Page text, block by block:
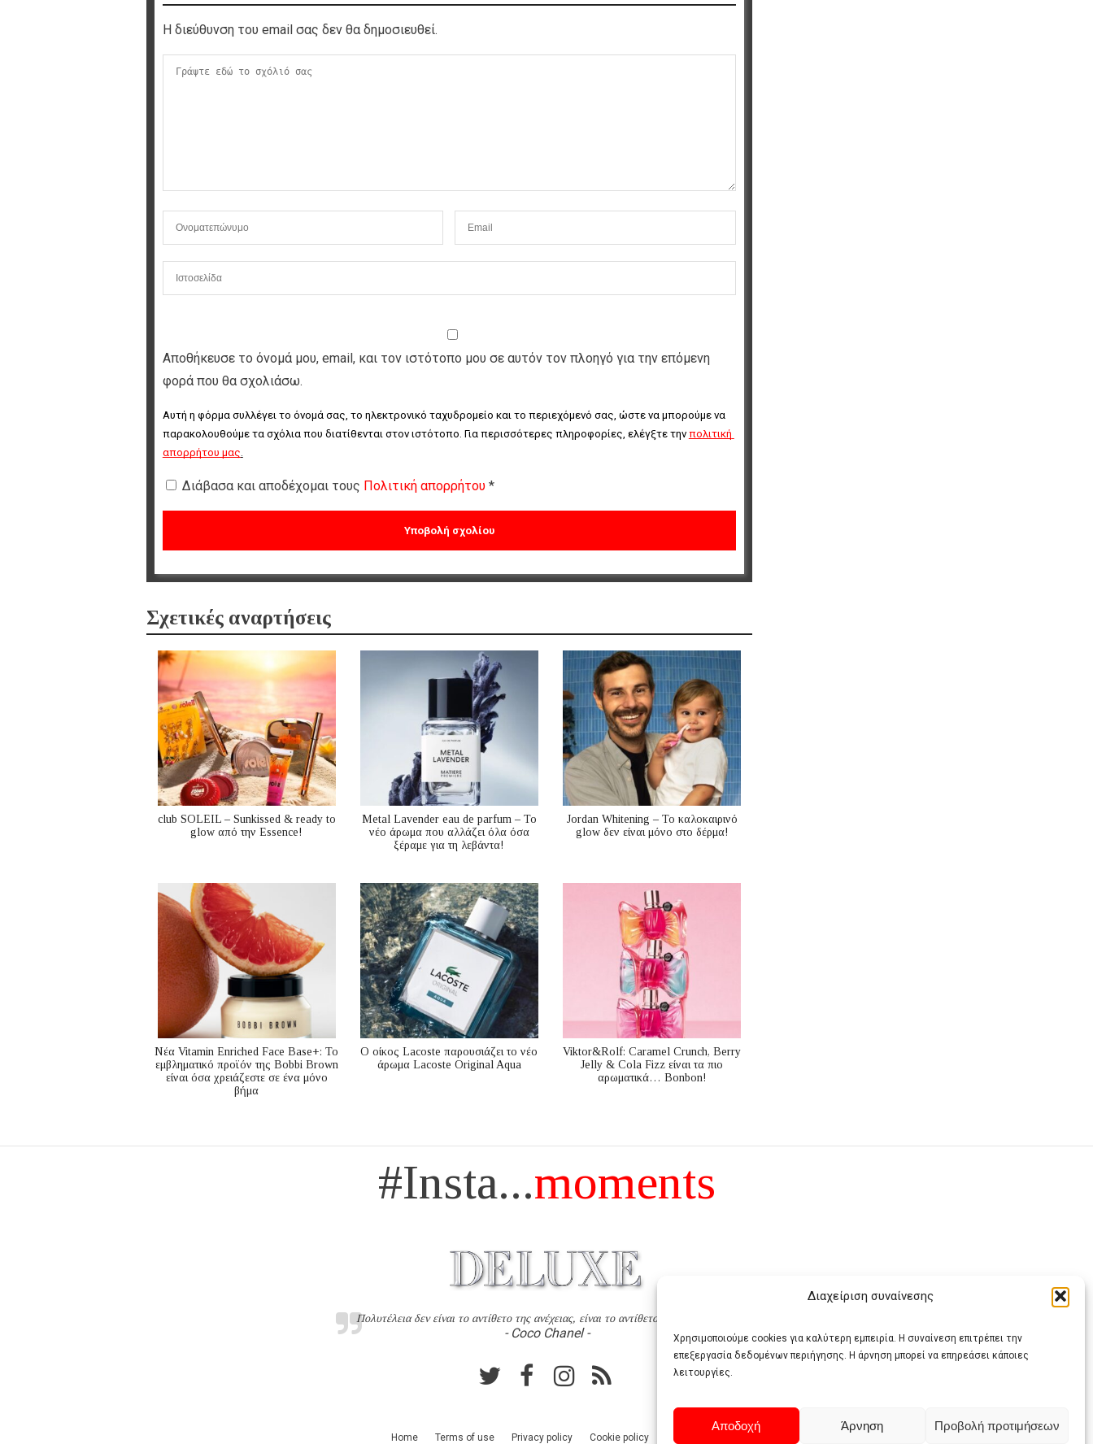
Διαχείριση συναίνεσης
Χρησιμοποιούμε cookies για καλύτερη εμπειρία. Η συναίνεση επιτρέπει την
επεξεργασία δεδομένων περιήγησης. Η άρνηση μπορεί να επηρεάσει κάποιες
λειτουργίες.
Αποδοχή Άρνηση Προβολή προτιμήσεων
Η διεύθυνση του email σας δεν θα δημοσιευθεί.
Αποθήκευσε το όνομά μου, email, και τον ιστότοπο μου σε αυτόν τον πλοηγό για την επόμενη
φορά που θα σχολιάσω.
Αυτή η φόρμα συλλέγει το όνομά σας, το ηλεκτρονικό ταχυδρομείο και το περιεχόμενό σας, ώστε να μπορούμε να
παρακολουθούμε τα σχόλια που διατίθενται στον ιστότοπο. Για περισσότερες πληροφορίες, ελέγξτε την πολιτική
απορρήτου μας
Διάβασα και αποδέχομαι τους Πολιτική απορρήτου *
Σχετικές αναρτήσεις
club SOLEIL – Sunkissed & ready to
glow από την Essence!
Metal Lavender eau de parfum – Το
νέο άρωμα που αλλάζει όλα όσα
ξέραμε για τη λεβάντα!
Jordan Whitening – Το καλοκαιρινό
glow δεν είναι μόνο στο δέρμα!
Nέα Vitamin Enriched Face Base+: Το
εμβληματικό προϊόν της Bobbi Brown
είναι όσα χρειάζεστε σε ένα μόνο
βήμα
Ο οίκος Lacoste παρουσιάζει το νέο
άρωμα Lacoste Original Aqua
Viktor&Rolf: Caramel Crunch, Berry
Jelly & Cola Fizz είναι τα πιο
αρωματικά… Bonbon!
#Insta...moments
Πολυτέλεια δεν είναι το αντίθετο της ανέχειας, είναι το αντίθετο της χυδαιότητας
- Coco Chanel -
Home Terms of use Privacy policy Cookie policy